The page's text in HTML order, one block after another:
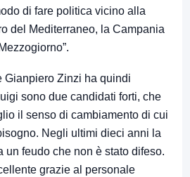
di fare politica vicino alla
del Mediterraneo, la Campania
Gianpiero Zinzi ha quindi
sono due candidati forti, che
il senso di cambiamento di cui
Negli ultimi dieci anni la
un feudo che non è stato difeso.
grazie al personale